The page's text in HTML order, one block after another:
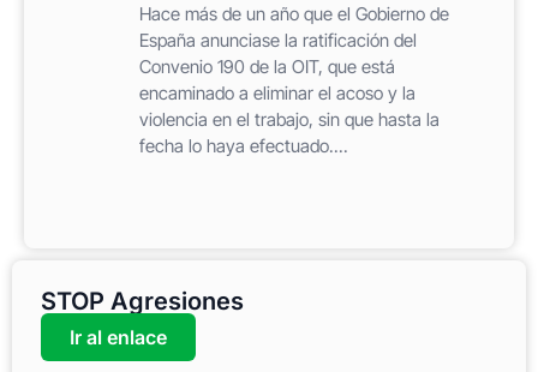
Hace más de un año que el Gobierno de
España anunciase la ratificación del
Convenio 190 de la OIT, que está
encaminado a eliminar el acoso y la
violencia en el trabajo, sin que hasta la
fecha lo haya efectuado....
STOP Agresiones
Ir al enlace